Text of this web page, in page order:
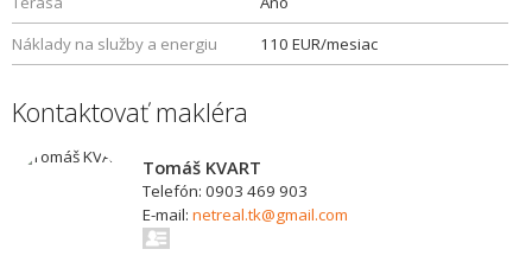
Náklady na služby a energiu
110 EUR/mesiac
Kontaktovať makléra
Tomáš KVART
Telefón: 0903 469 903
E-mail: netreal.tk@gmail.com